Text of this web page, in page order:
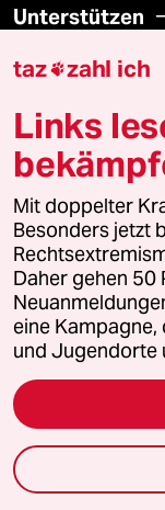
Unterstützen
abo
genossenschaft
recherchefonds
panterstiftung
panterpreis 2026
Podcast
taz zahl ich
Links
Mit doppelter
Besonders jetzt
Daher gehen 50
eine
und Jugendorte